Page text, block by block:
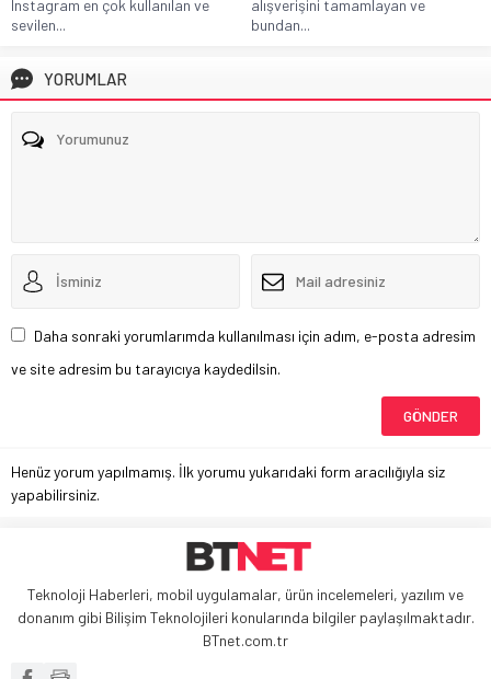
Instagram en çok kullanılan ve
sevilen...
alışverişini tamamlayan ve
bundan...
YORUMLAR
Daha sonraki yorumlarımda kullanılması için adım, e-posta adresim
ve site adresim bu tarayıcıya kaydedilsin.
Henüz yorum yapılmamış. İlk yorumu yukarıdaki form aracılığıyla siz
yapabilirsiniz.
Teknoloji Haberleri, mobil uygulamalar, ürün incelemeleri, yazılım ve
donanım gibi Bilişim Teknolojileri konularında bilgiler paylaşılmaktadır.
BTnet.com.tr